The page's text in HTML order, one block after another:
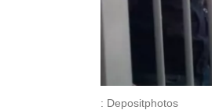
: Depositphotos